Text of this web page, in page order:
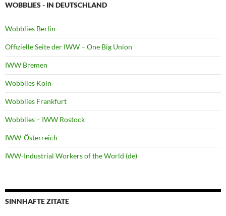
WOBBLIES - IN DEUTSCHLAND
Wobblies Berlin
Offizielle Seite der IWW – One Big Union
IWW Bremen
Wobblies Köln
Wobblies Frankfurt
Wobblies – IWW Rostock
IWW-Österreich
IWW-Industrial Workers of the World (de)
SINNHAFTE ZITATE